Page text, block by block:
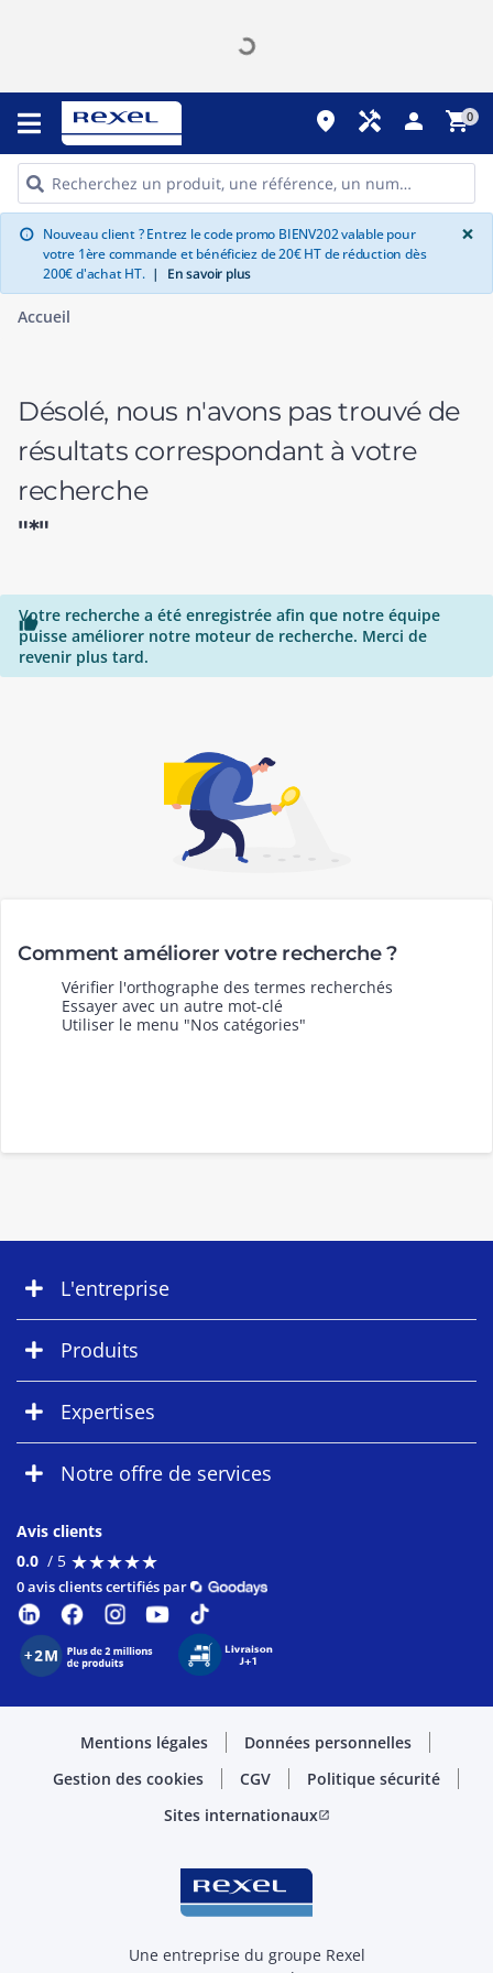
place handyman person shopping_cart0
info Nouveau client ? Entrez le code promo BIENV202 valable pour
votre 1ère commande et bénéficiez de 20€ HT de réduction dès
200€ d'achat HT. | En savoir plus
×
Accueil
Désolé, nous n'avons pas trouvé de
résultats correspondant à votre
recherche
"*"

Votre recherche a été enregistrée afin que notre équipe
puisse améliorer notre moteur de recherche. Merci de
revenir plus tard.
Comment améliorer votre recherche ?
Vérifier l'orthographe des termes recherchés
Essayer avec un autre mot-clé
Utiliser le menu "Nos catégories"
L'entreprise
Produits
Expertises
Notre offre de services
Avis clients
0.0 / 5 ★★★★★
★★★★★
0 avis clients certifiés par
Mentions légales
Données personnelles
Gestion des cookies
CGV
Politique sécurité
Sites internationauxopen_in_new
Une entreprise du groupe Rexel